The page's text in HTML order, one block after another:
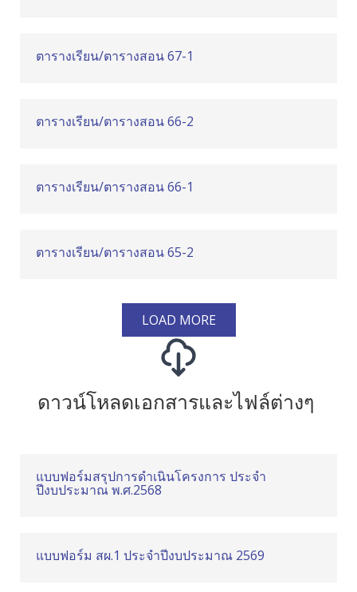
ตารางเรียน/ตารางสอน 67-1
ตารางเรียน/ตารางสอน 66-2
ตารางเรียน/ตารางสอน 66-1
ตารางเรียน/ตารางสอน 65-2
LOAD MORE
ดาวน์โหลดเอกสารและไฟล์ต่างๆ
แบบฟอร์มสรุปการดำเนินโครงการ ประจำ
ปีงบประมาณ พ.ศ.2568
แบบฟอร์ม สผ.1 ประจำปีงบประมาณ 2569